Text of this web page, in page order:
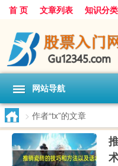
首 页 文章列表 知识分类
网站导航
> 作者“tx”的文章